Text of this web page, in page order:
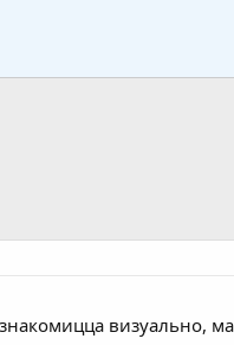
визуально,